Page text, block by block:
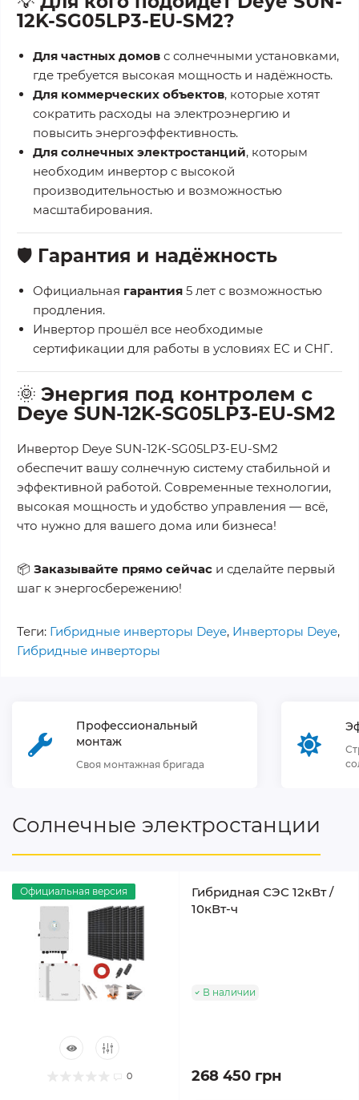
12K-SG05LP3-EU-SM2?
Для частных домов с солнечными установками,
где требуется высокая мощность и надёжность.
Для коммерческих объектов, которые хотят
сократить расходы на электроэнергию и
повысить энергоэффективность.
Для солнечных электростанций, которым
необходим инвертор с высокой
производительностью и возможностью
масштабирования.
🛡 Гарантия и надёжность
Официальная гарантия 5 лет с возможностью
продления.
Инвертор прошёл все необходимые
сертификации для работы в условиях ЕС и СНГ.
🌞 Энергия под контролем с
Deye SUN-12K-SG05LP3-EU-SM2
Инвертор Deye SUN-12K-SG05LP3-EU-SM2
обеспечит вашу солнечную систему стабильной и
эффективной работой. Современные технологии,
высокая мощность и удобство управления — всё,
что нужно для вашего дома или бизнеса!
📦 Заказывайте прямо сейчас и сделайте первый
шаг к энергосбережению!
Теги: Гибридные инверторы Deye, Инверторы Deye,
Гибридные инверторы
Профессиональный
монтаж
Своя монтажная бригада
Солнечные электростанции
Официальная версия
0
Гибридная СЭС 12кВт /
10кВт-ч
В наличии
268 450 грн